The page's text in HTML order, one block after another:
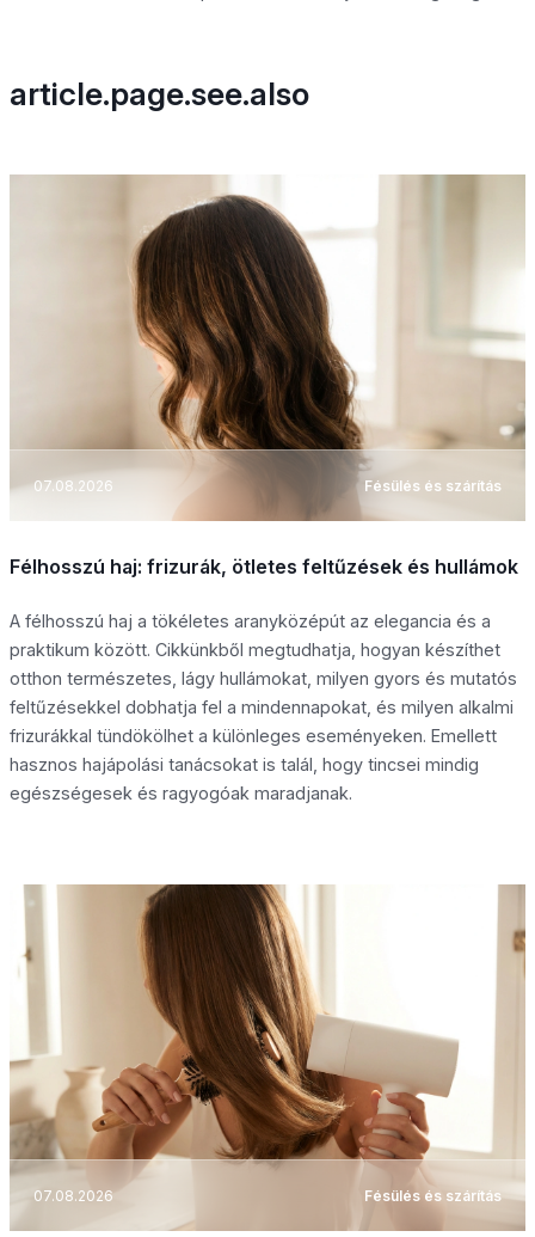
article.page.see.also
07.08.2026 Fésülés és szárítás
Félhosszú haj: frizurák, ötletes feltűzések és hullámok
A félhosszú haj a tökéletes aranyközépút az elegancia és a
praktikum között. Cikkünkből megtudhatja, hogyan készíthet
otthon természetes, lágy hullámokat, milyen gyors és mutatós
feltűzésekkel dobhatja fel a mindennapokat, és milyen alkalmi
frizurákkal tündökölhet a különleges eseményeken. Emellett
hasznos hajápolási tanácsokat is talál, hogy tincsei mindig
egészségesek és ragyogóak maradjanak.
07.08.2026 Fésülés és szárítás